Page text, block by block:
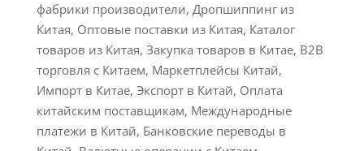
фабрики производители, Дропшиппинг из
Китая, Оптовые поставки из Китая, Каталог
товаров из Китая, Закупка товаров в Китае, B2B
торговля с Китаем, Маркетплейсы Китай,
Импорт в Китае, Экспорт в Китай, Оплата
китайским поставщикам, Международные
платежи в Китай, Банковские переводы в